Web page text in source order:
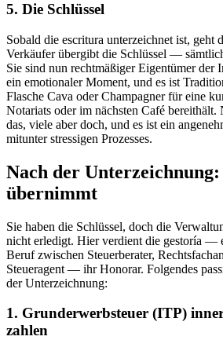
5. Die Schlüssel
Sobald die escritura unterzeichnet ist, geht
Verkäufer übergibt die Schlüssel —
Sie sind nun rechtmäßiger Eigentümer der
ein emotionaler Moment, und es ist
Flasche Cava oder Champagner für eine
Notariats oder im nächsten Café
das, viele aber doch, und es ist ein
mitunter stressigen Prozesses.
Nach der
übernimmt
Sie haben die Schlüssel, doch die
nicht erledigt. Hier verdient die gestoría —
Beruf zwischen Steuerberater,
Steueragent — ihr Honorar. Folgendes
der Unterzeichnung:
1. Grunderwerbsteuer (ITP)
zahlen